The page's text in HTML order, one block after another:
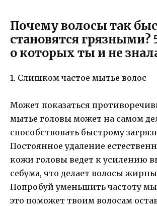
Почему волосы так
становятся грязными?
о которых ты и не
1. Слишком частое мытье волос
Может показаться
мытье головы может на самом
способствовать быстрому
Постоянное удаление
кожи головы ведет к усилению
себума, что делает волосы
Попробуй уменьшить частоту
это поможет твоим волосам